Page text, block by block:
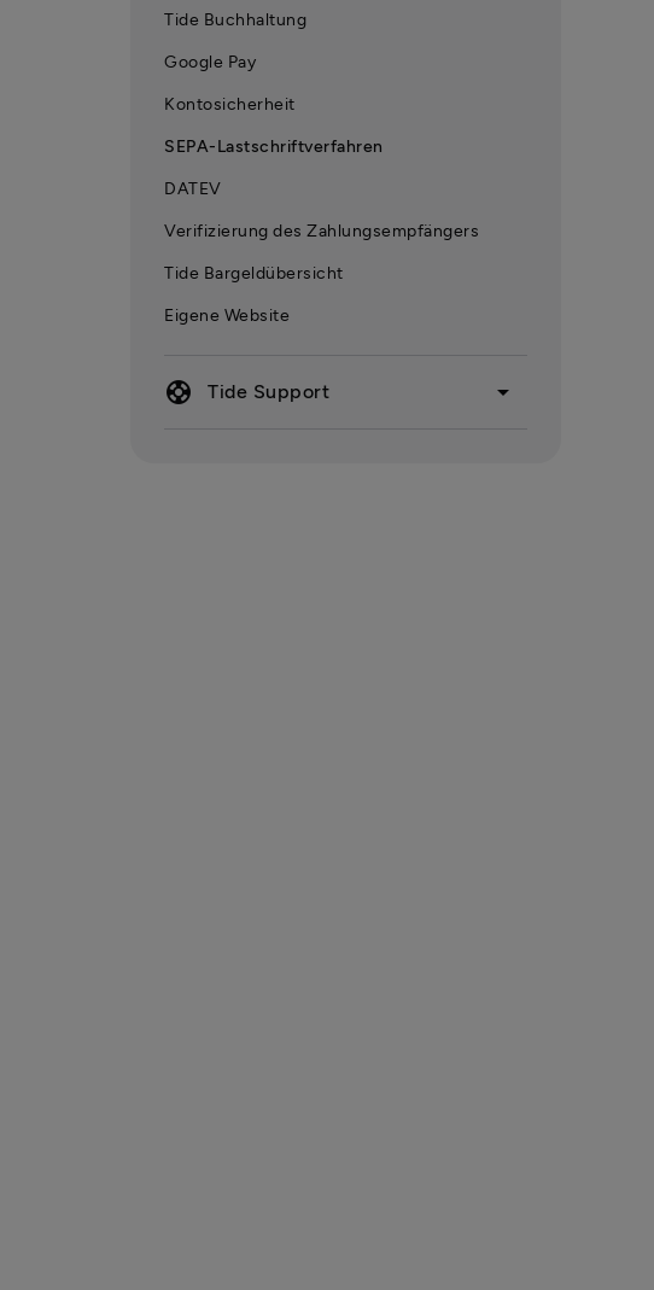
Tide Buchhaltung
Google Pay
Kontosicherheit
SEPA-Lastschriftverfahren
DATEV
Verifizierung des Zahlungsempfängers
Tide Bargeldübersicht
Eigene Website
support Tide Support arrow_drop_down